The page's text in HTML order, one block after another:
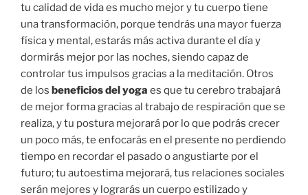
tu calidad de vida es mucho mejor y tu cuerpo tiene
una transformación, porque tendrás una mayor fuerza
física y mental, estarás más activa durante el día y
dormirás mejor por las noches, siendo capaz de
controlar tus impulsos gracias a la meditación. Otros
de los beneficios del yoga es que tu cerebro trabajará
de mejor forma gracias al trabajo de respiración que se
realiza, y tu postura mejorará por lo que podrás crecer
un poco más, te enfocarás en el presente no perdiendo
tiempo en recordar el pasado o angustiarte por el
futuro; tu autoestima mejorará, tus relaciones sociales
serán mejores y lograrás un cuerpo estilizado y